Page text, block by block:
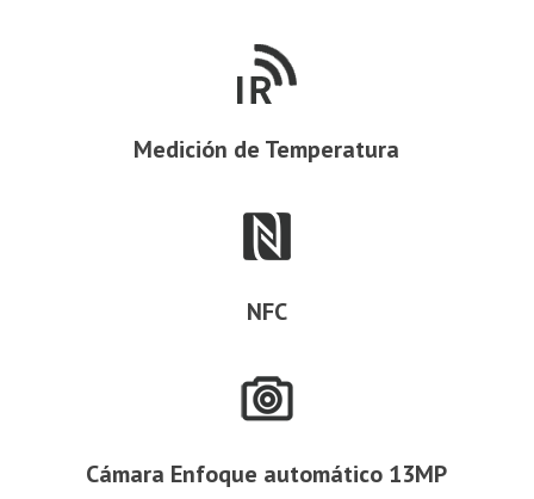
Medición de Temperatura
NFC
Cámara Enfoque automático 13MP